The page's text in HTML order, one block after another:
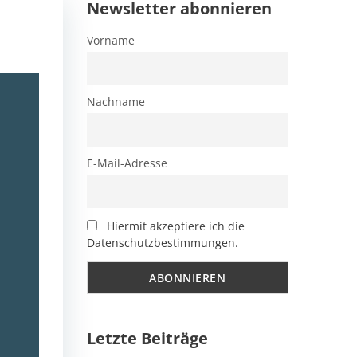
Newsletter abonnieren
Vorname
Nachname
E-Mail-Adresse
Hiermit akzeptiere ich die
Datenschutzbestimmungen.
Letzte Beiträge